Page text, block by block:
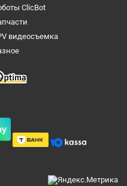
ClicBot
видеосъемка